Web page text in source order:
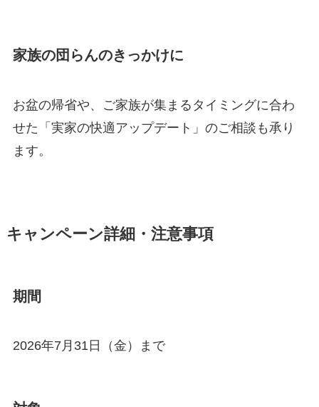
家族の団らんのきっかけに
お盆の帰省や、ご家族が集まるタイミングに合わ
せた「実家の快適アップデート」のご相談も承り
ます。
キャンペーン詳細・注意事項
期間
2026年7月31日（金）まで